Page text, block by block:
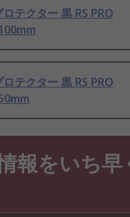
テクター 黒 RS PRO
テクター 黒 RS PRO
報をいち早